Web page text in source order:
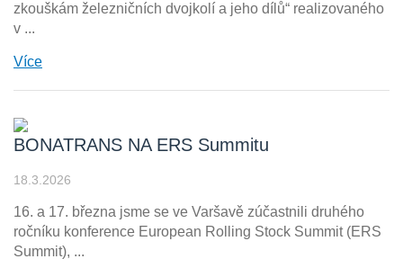
zkouškám železničních dvojkolí a jeho dílů“ realizovaného
v ...
Více
BONATRANS NA ERS Summitu
18.3.2026
16. a 17. března jsme se ve Varšavě zúčastnili druhého
ročníku konference European Rolling Stock Summit (ERS
Summit), ...